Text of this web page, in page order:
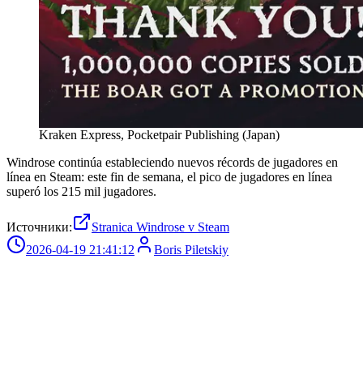
Kraken Express, Pocketpair Publishing (Japan)
Windrose continúa estableciendo nuevos récords de jugadores en
línea en Steam: este fin de semana, el pico de jugadores en línea
superó los 215 mil jugadores.
Источники:
Stranica Windrose v Steam
2026-04-19 21:41:12
Boris Piletskiy